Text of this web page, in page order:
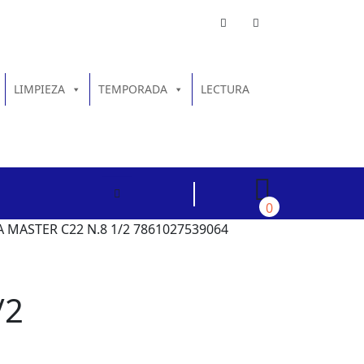
LIMPIEZA TEMPORADA LECTURA
0
MASTER C22 N.8 1/2 7861027539064